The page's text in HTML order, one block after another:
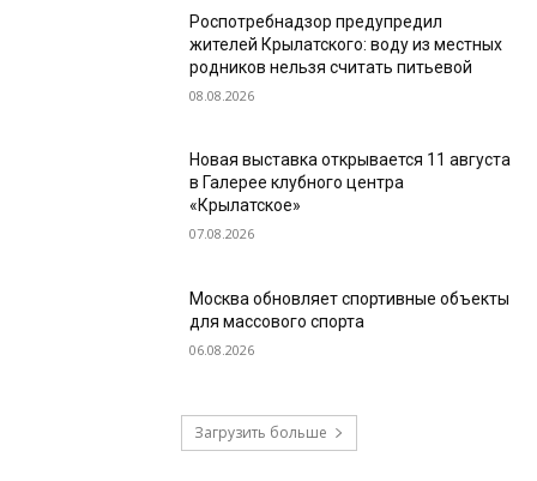
Роспотребнадзор предупредил
жителей Крылатского: воду из местных
родников нельзя считать питьевой
08.08.2026
Новая выставка открывается 11 августа
в Галерее клубного центра
«Крылатское»
07.08.2026
Москва обновляет спортивные объекты
для массового спорта
06.08.2026
Загрузить больше